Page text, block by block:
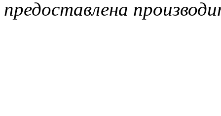
предоставлена